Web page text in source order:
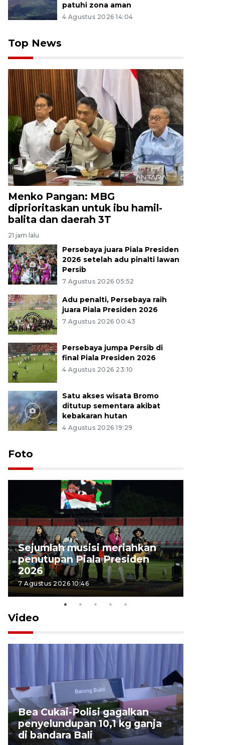
patuhi zona aman
4 Agustus 2026 14:04
Top News
Menko Pangan: MBG
diprioritaskan untuk ibu hamil-
balita dan daerah 3T
21 jam lalu
Persebaya juara Piala Presiden
2026 setelah adu pinalti lawan
Persib
7 Agustus 2026 05:52
Adu penalti, Persebaya raih
juara Piala Presiden 2026
7 Agustus 2026 00:43
Persebaya jumpa Persib di
final Piala Presiden 2026
4 Agustus 2026 23:10
Satu akses wisata Bromo
ditutup sementara akibat
kebakaran hutan
4 Agustus 2026 19:29
Foto
Sejumlah musisi meriahkan
penutupan Piala Presiden
2026
7 Agustus 2026 10:46
Video
Bea Cukai-Polisi gagalkan
penyelundupan 10,1 kg ganja
di bandara Bali